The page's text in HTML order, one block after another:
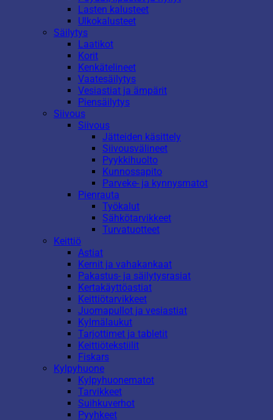
Lasten kalusteet
Ulkokalusteet
Säilytys
Laatikot
Korit
Kenkätelineet
Vaatesäilytys
Vesiastiat ja ämpärit
Piensäilytys
Siivous
Siivous
Jätteiden käsittely
Siivousvälineet
Pyykkihuolto
Kunnossapito
Parveke- ja kynnysmatot
Pienrauta
Työkalut
Sähkötarvikkeet
Turvatuotteet
Keittiö
Astiat
Kernit ja vahakankaat
Pakastus- ja säilytysrasiat
Kertakäyttöastiat
Keittiötarvikkeet
Juomapullot ja vesiastiat
Kylmälaukut
Tarjottimet ja tabletit
Keittiötekstiilit
Fiskars
Kylpyhuone
Kylpyhuonematot
Tarvikkeet
Suihkuverhot
Pyyhkeet